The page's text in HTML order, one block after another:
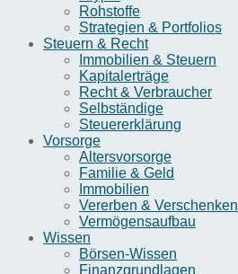
Rohstoffe
Strategien & Portfolios
Steuern & Recht
Immobilien & Steuern
Kapitalerträge
Recht & Verbraucher
Selbständige
Steuererklärung
Vorsorge
Altersvorsorge
Familie & Geld
Immobilien
Vererben & Verschenken
Vermögensaufbau
Wissen
Börsen-Wissen
Finanzgrundlagen